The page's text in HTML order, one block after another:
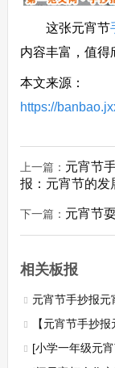
这张元宵节
内容丰富，值得
本文来源：
https://
上一篇： 元宵节
报：元宵节的发
下一篇： 元宵节
相关板报
元宵节手抄报元宵
【元宵节手抄报
[小学一年级元